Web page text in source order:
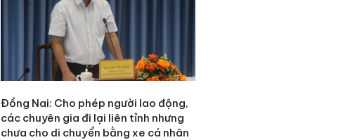
Đồng Nai: Cho phép người lao động,
các chuyên gia đi lại liên tỉnh nhưng
chưa cho di chuyển bằng xe cá nhân